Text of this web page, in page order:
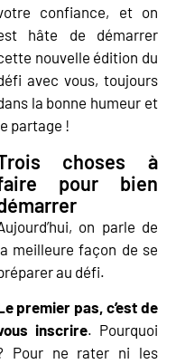
confiance, et on
hâte de démarrer
nouvelle édition du
avec vous, toujours
la bonne humeur et
partage !
choses à
pour bien
on parle de
meilleure façon de se
au défi.
premier pas, c’est de
inscrire. Pourquoi
Pour ne rater ni les